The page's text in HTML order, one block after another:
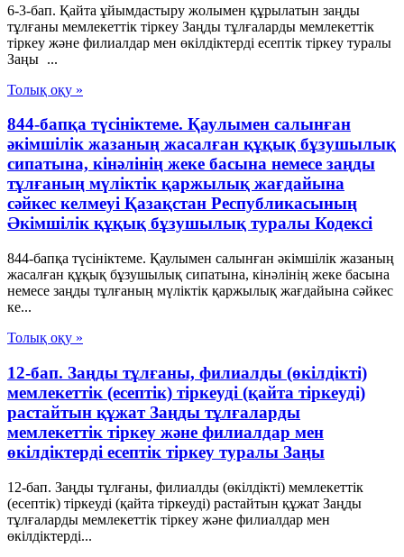
6-3-бап. Қайта ұйымдастыру жолымен құрылатын заңды
тұлғаны мемлекеттік тіркеу Заңды тұлғаларды мемлекеттік
тіркеу және филиалдар мен өкілдіктерді есептік тіркеу туралы
Заңы ...
Толық оқу »
844-бапқа түсініктеме. Қаулымен салынған
әкімшілік жазаның жасалған құқық бұзушылық
сипатына, кінәлінің жеке басына немесе заңды
тұлғаның мүліктік қаржылық жағдайына
сәйкес келмеуі Қазақстан Республикасының
Әкімшілік құқық бұзушылық туралы Кодексі
844-бапқа түсініктеме. Қаулымен салынған әкімшілік жазаның
жасалған құқық бұзушылық сипатына, кінәлінің жеке басына
немесе заңды тұлғаның мүліктік қаржылық жағдайына сәйкес
ке...
Толық оқу »
12-бап. Заңды тұлғаны, филиалды (өкiлдiктi)
мемлекеттiк (есептiк) тiркеуді (қайта тіркеуді)
растайтын құжат Заңды тұлғаларды
мемлекеттік тіркеу және филиалдар мен
өкілдіктерді есептік тіркеу туралы Заңы
12-бап. Заңды тұлғаны, филиалды (өкiлдiктi) мемлекеттiк
(есептiк) тiркеуді (қайта тіркеуді) растайтын құжат Заңды
тұлғаларды мемлекеттік тіркеу және филиалдар мен
өкілдіктерді...